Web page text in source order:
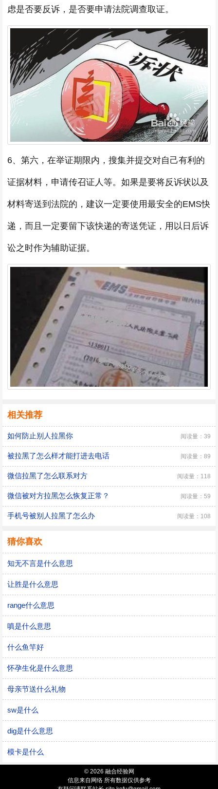
虑是否要反诉，是否要申请法院调查取证。
6、第六，在举证期限内，搜集并提交对自己有利的
证据材料，申请传召证人等。如果是要将反诉状以及
材料寄送到法院的，建议一定要使用最安全的EMS快
递，而且一定要留下该快递的寄送凭证，用以日后诉
讼之时作为辅助证据。
相关推荐
如何防止别人拉黑你 阅读量：39
被拉黑了怎么样才能打进去电话 阅读量：89
微信拉黑了怎么联系对方 阅读量：118
微信被对方拉黑怎么恢复正常？ 阅读量：59
手机号被别人拉黑了怎么办 阅读量：108
猜你喜欢
知无不言是什么意思
让胜是什么意思
range什么意思
嗔是什么意思
什么鱼竿好
怀孕生化是什么意思
母亲节送什么礼物
sw是什么
dig是什么意思
模卡是什么
© 2026 融合经验网
信息来自网络 所有数据仅供参考